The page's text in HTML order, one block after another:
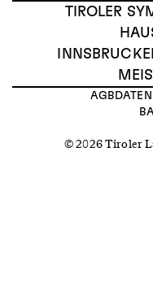
TIROLER
AGB
© 2026 Tiroler